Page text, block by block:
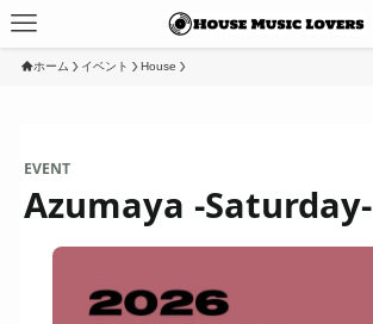
ホーム イベント House
EVENT
Azumaya -Saturday-